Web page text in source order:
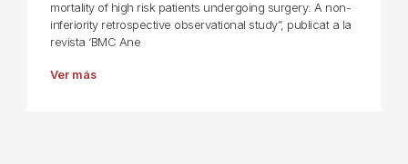
mortality of high risk patients undergoing surgery: A non-
inferiority retrospective observational study”, publicat a la
revista ‘BMC Ane
Ver más